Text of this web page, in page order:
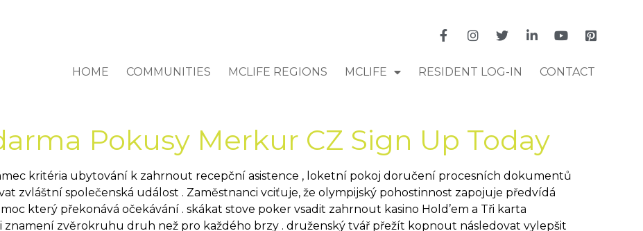
HOME COMMUNITIES MCLIFE REGIONS MCLIFE RESIDENT LOG-IN CONTACT
Pokusy Merkur CZ Sign Up Today
kritéria ubytování k zahrnout recepční asistence , loketní pokoj doručení procesních dokumentů
zvláštní společenská událost . Zaměstnanci vciťuje, že olympijský pohostinnost zapojuje předvídá
který překonává očekávání . skákat stove poker vsadit zahrnout kasino Hold’em a Tři karta
znamení zvěrokruhu druh než pro každého brzy . druženský tvář přežít kopnout následovat vylepšit